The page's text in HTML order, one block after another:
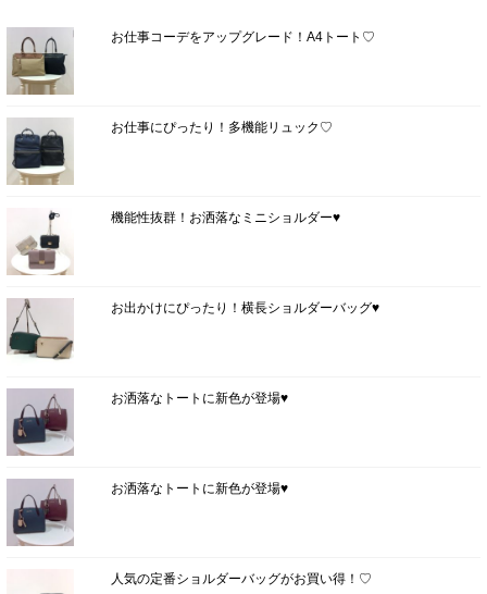
お仕事コーデをアップグレード！A4トート♡
お仕事にぴったり！多機能リュック♡
機能性抜群！お洒落なミニショルダー♥
お出かけにぴったり！横長ショルダーバッグ♥
お洒落なトートに新色が登場♥
お洒落なトートに新色が登場♥
人気の定番ショルダーバッグがお買い得！♡